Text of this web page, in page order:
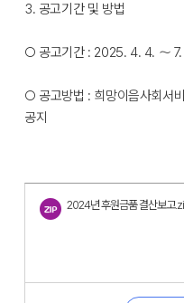
3. 공고기간 및 방법
○ 공고기간 : 2025. 4. 4. ～ 7.
○ 공고방법 : 희망이음사회서
공지
2024년 후원금품 결산보고